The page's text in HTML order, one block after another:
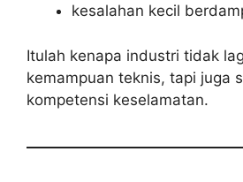
kesalahan kecil
Itulah kenapa industri tidak
kemampuan teknis, tapi juga
kompetensi keselamatan.